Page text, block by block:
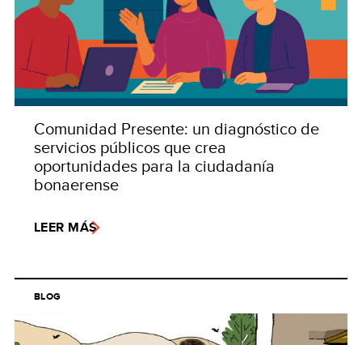
Comunidad Presente: un diagnóstico de
servicios públicos que crea
oportunidades para la ciudadanía
bonaerense
LEER MÁS
BLOG